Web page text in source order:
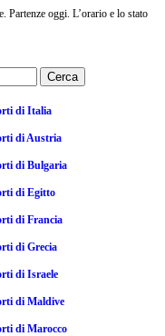
Partenze oggi. L’orario e lo stato
di Italia
di Austria
di Bulgaria
di Egitto
di Francia
di Grecia
di Israele
di Maldive
di Marocco